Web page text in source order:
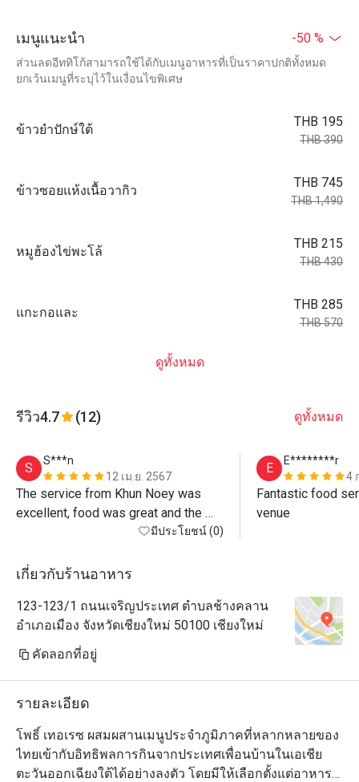
เมนูแนะนำ -50 %
ส่วนลดอีททิโก้สามารถใช้ได้กับเมนูอาหารที่เป็นราคาปกติทั้งหมด
ยกเว้นเมนูที่ระบุไว้ในเงื่อนไขพิเศษ
ข้าวยำปักษ์ใต้
THB 195
THB 390
ข้าวซอยแห้งเนื้อวากิว
THB 745
THB 1,490
หมูฮ้องไข่พะโล้
THB 215
THB 430
แกะกอและ
THB 285
THB 570
ดูทั้งหมด
รีวิว4.7 (12) ดูทั้งหมด
S
S***n
12 เม.ย. 2567
The service from Khun Noey was
excellent, food was great and the
atmosphere by the river is beautiful.
standard menu not for Khao Chae
water! If you want max value just
order standard menu items - all
มีประโยชน์ (0)
E
E********r
4
Fantastic food
venue
เกี่ยวกับร้านอาหาร
123-123/1 ถนนเจริญประเทศ ตำบลช้างคลาน
อำเภอเมือง จังหวัดเชียงใหม่ 50100 เชียงใหม่
คัดลอกที่อยู่
รายละเอียด
โพธิ์ เทอเรซ ผสมผสานเมนูประจำภูมิภาคที่หลากหลายของ
ไทยเข้ากับอิทธิพลการกินจากประเทศเพื่อนบ้านในเอเชีย
ตะวันออกเฉียงใต้ได้อย่างลงตัว โดยมีให้เลือกตั้งแต่อาหาร